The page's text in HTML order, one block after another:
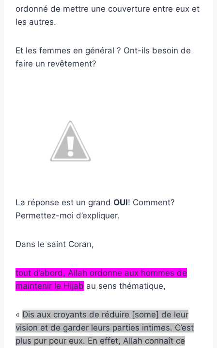
ordonné de mettre une couverture entre eux et
les autres.
Et les femmes en général ? Ont-ils besoin de
faire un revêtement?
La réponse est un grand OUI! Comment?
Permettez-moi d’expliquer.
Dans le saint Coran,
tout d’abord, Allah ordonne aux hommes de
maintenir le Hijab au sens thématique,
« Dis aux croyants de réduire [some] de leur
vision et de garder leurs parties intimes. C’est
plus pur pour eux. En effet, Allah connaît ce